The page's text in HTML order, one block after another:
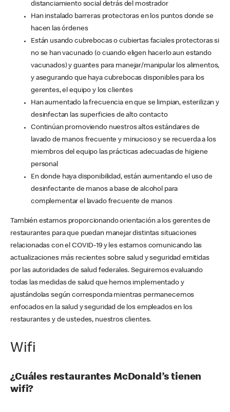
distanciamiento social detrás del mostrador
Han instalado barreras protectoras en los puntos donde se
hacen las órdenes
Están usando cubrebocas o cubiertas faciales protectoras si
no se han vacunado (o cuando eligen hacerlo aun estando
vacunados) y guantes para manejar/manipular los alimentos,
y asegurando que haya cubrebocas disponibles para los
gerentes, el equipo y los clientes
Han aumentado la frecuencia en que se limpian, esterilizan y
desinfectan las superficies de alto contacto
Continúan promoviendo nuestros altos estándares de
lavado de manos frecuente y minucioso y se recuerda a los
miembros del equipo las prácticas adecuadas de higiene
personal
En donde haya disponibilidad, están aumentando el uso de
desinfectante de manos a base de alcohol para
complementar el lavado frecuente de manos
También estamos proporcionando orientación a los gerentes de
restaurantes para que puedan manejar distintas situaciones
relacionadas con el COVID-19 y les estamos comunicando las
actualizaciones más recientes sobre salud y seguridad emitidas
por las autoridades de salud federales. Seguiremos evaluando
todas las medidas de salud que hemos implementado y
ajustándolas según corresponda mientras permanecemos
enfocados en la salud y seguridad de los empleados en los
restaurantes y de ustedes, nuestros clientes.
Wifi
¿Cuáles restaurantes McDonald’s tienen
wifi?